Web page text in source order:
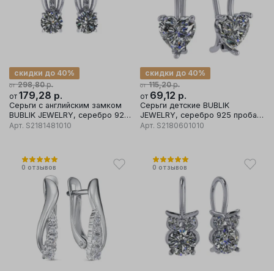
от 298,80р.
скидки до 40%
от 179,28 р.
Серьги с английским замком
BUBLIK JEWELRY, серебро 925
проба, вставка фианит
Арт. S2181481010
от 115,20р.
скидки до 40%
от 69,12 р.
Серьги детские BUBLIK
JEWELRY, серебро 925 проба,
вставка фианит
Арт. S2180601010
0 отзывов 0 отзывов